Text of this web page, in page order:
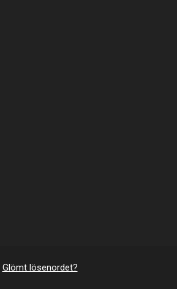
Glömt lösenordet?